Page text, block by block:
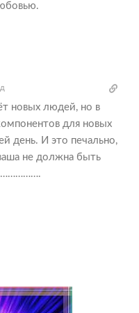
людей, но в
для новых
день. И это печально,
не должна быть